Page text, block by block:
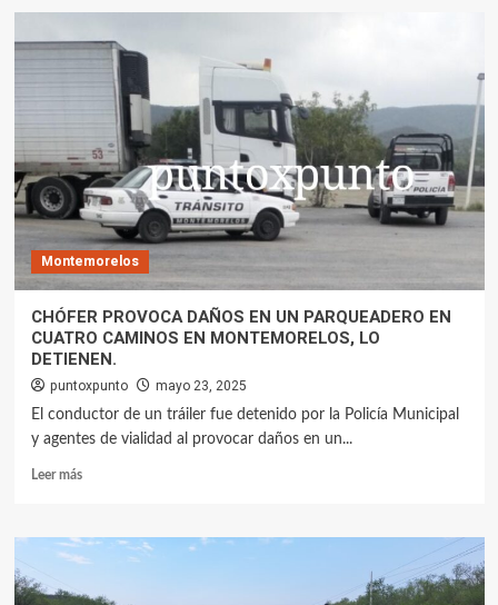
Montemorelos
CHÓFER PROVOCA DAÑOS EN UN PARQUEADERO EN
CUATRO CAMINOS EN MONTEMORELOS, LO
DETIENEN.
puntoxpunto mayo 23, 2025
El conductor de un tráiler fue detenido por la Policía Municipal
y agentes de vialidad al provocar daños en un...
Leer más